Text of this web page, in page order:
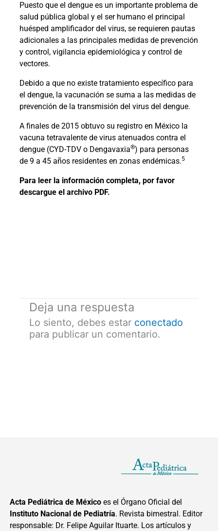
Puesto que el dengue es un importante problema de
salud pública global y el ser humano el principal
huésped amplificador del virus, se requieren pautas
adicionales a las principales medidas de prevención
y control, vigilancia epidemiológica y control de
vectores.
Debido a que no existe tratamiento específico para
el dengue, la vacunación se suma a las medidas de
prevención de la transmisión del virus del dengue.
A finales de 2015 obtuvo su registro en México la
vacuna tetravalente de virus atenuados contra el
dengue (CYD-TDV o Dengavaxia®) para personas
de 9 a 45 años residentes en zonas endémicas.5
Para leer la información completa, por favor
descargue el archivo PDF.
Deja una respuesta
Lo siento, debes estar conectado
para publicar un comentario.
Acta Pediátrica de México es el Órgano Oficial del
Instituto Nacional de Pediatría. Revista bimestral. Editor
responsable: Dr. Felipe Aguilar Ituarte. Los artículos y